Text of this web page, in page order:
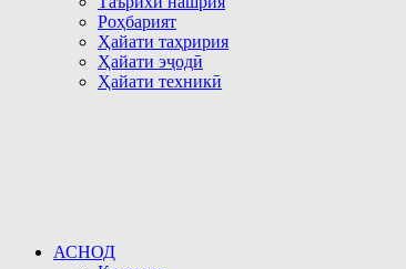
Роҳбарият
Ҳайати таҳририя
Ҳайати эҷодӣ
Ҳайати техникӣ
АСНОД